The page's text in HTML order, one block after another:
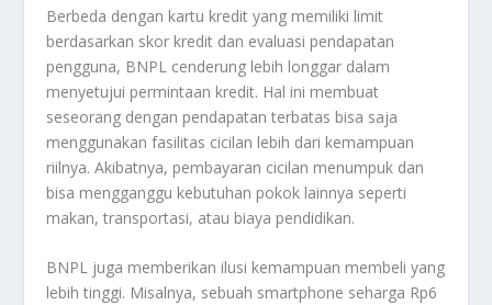
Berbeda dengan kartu kredit yang memiliki limit
berdasarkan skor kredit dan evaluasi pendapatan
pengguna, BNPL cenderung lebih longgar dalam
menyetujui permintaan kredit. Hal ini membuat
seseorang dengan pendapatan terbatas bisa saja
menggunakan fasilitas cicilan lebih dari kemampuan
riilnya. Akibatnya, pembayaran cicilan menumpuk dan
bisa mengganggu kebutuhan pokok lainnya seperti
makan, transportasi, atau biaya pendidikan.
BNPL juga memberikan ilusi kemampuan membeli yang
lebih tinggi. Misalnya, sebuah smartphone seharga Rp6